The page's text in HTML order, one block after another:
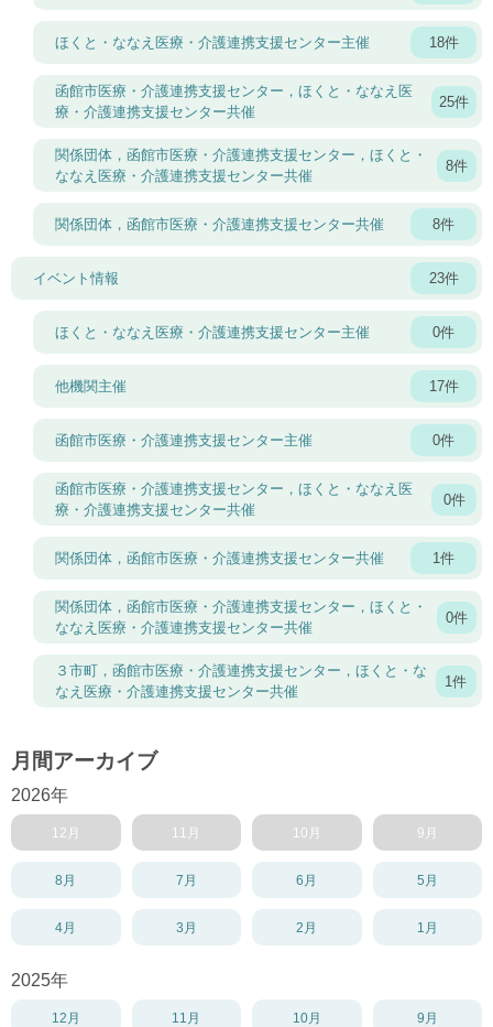
ほくと・ななえ医療・介護連携支援センター主催 18件
函館市医療・介護連携支援センター，ほくと・ななえ医
療・介護連携支援センター共催
25件
関係団体，函館市医療・介護連携支援センター，ほくと・
ななえ医療・介護連携支援センター共催
8件
関係団体，函館市医療・介護連携支援センター共催 8件
イベント情報 23件
ほくと・ななえ医療・介護連携支援センター主催 0件
他機関主催 17件
函館市医療・介護連携支援センター主催 0件
函館市医療・介護連携支援センター，ほくと・ななえ医
療・介護連携支援センター共催
0件
関係団体，函館市医療・介護連携支援センター共催 1件
関係団体，函館市医療・介護連携支援センター，ほくと・
ななえ医療・介護連携支援センター共催
0件
３市町，函館市医療・介護連携支援センター，ほくと・な
なえ医療・介護連携支援センター共催
1件
月間アーカイブ
2026年
12月 11月 10月 9月
8月 7月 6月 5月
4月 3月 2月 1月
2025年
12月 11月 10月 9月